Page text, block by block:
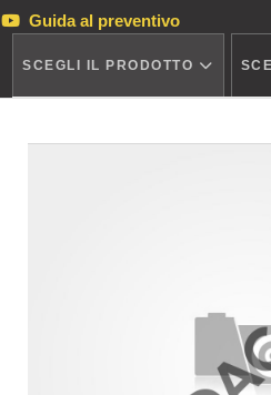
Guida al preventivo
SCEGLI IL PRODOTTO